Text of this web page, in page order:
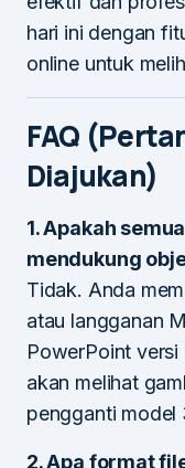
hari ini dengan
online untuk
FAQ
Diajukan)
1. Apakah
mendukung
Tidak. Anda
atau langganan
PowerPoint
akan melihat
pengganti model
2. Apa format